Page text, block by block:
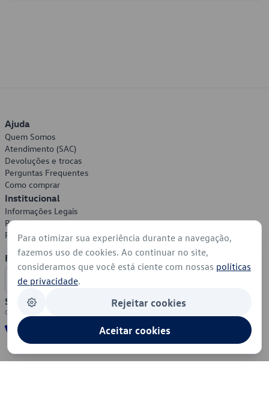
Ajuda
Quem Somos
Atendimento (SAC)
Devoluções e trocas
Perguntas Frequentes
Como comprar
Institucional
Informações Legais
Política de Privacidade
Política de Cookies
Formas de Pagamento
Segurança
Para otimizar sua experiência durante a navegação,
fazemos uso de cookies. Ao continuar no site,
consideramos que você está ciente com nossas políticas
de privacidade.
Rejeitar cookies
Aceitar cookies